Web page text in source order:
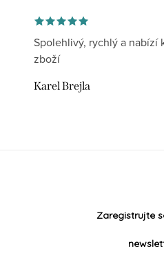
Spolehlivý, rychlý a nabízí
zboží
Karel Brejla
Zaregistrujte